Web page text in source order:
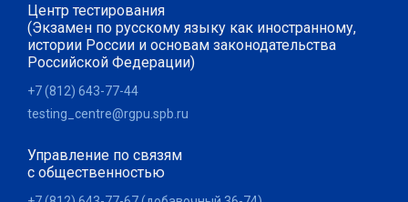
Центр тестирования
(Экзамен по русскому языку как иностранному,
истории России и основам законодательства
Российской Федерации)
+7 (812) 643-77-44
testing_centre@rgpu.spb.ru
Управление по связям
с общественностью